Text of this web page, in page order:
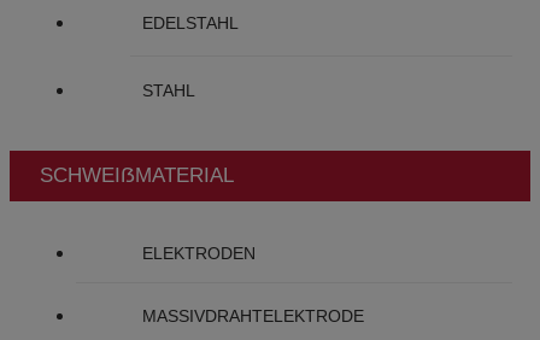
EDELSTAHL
STAHL
SCHWEIẞMATERIAL
ELEKTRODEN
MASSIVDRAHTELEKTRODE